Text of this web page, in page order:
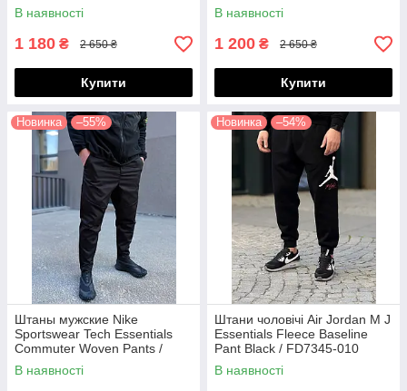
В наявності
1 180 ₴ 2 650 ₴
Купити
В наявності
1 200 ₴ 2 650 ₴
Купити
Новинка –55%
Штаны мужские Nike
Sportswear Tech Essentials
Commuter Woven Pants /
DH4225-010
В наявності
Новинка –54%
Штани чоловічі Air Jordan M J
Essentials Fleece Baseline
Pant Black / FD7345-010
В наявності